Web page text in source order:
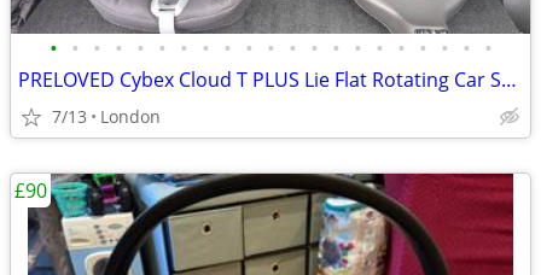
• • • • • • • • • • • • • • • • • • • • •
PRELOVED Cybex Cloud T PLUS Lie Flat Rotating Car Seat – Black
7/13 London
£90